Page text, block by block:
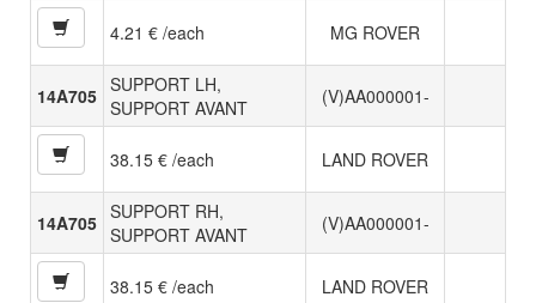
4.21 € /each MG ROVER
14A705 SUPPORT LH,
SUPPORT AVANT
(V)AA000001-
38.15 € /each LAND ROVER
14A705 SUPPORT RH,
SUPPORT AVANT
(V)AA000001-
38.15 € /each LAND ROVER